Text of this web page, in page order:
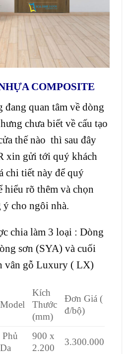
COMPOSITE
đang quan tâm về dòng
chưa biết về cấu tạo
thế nào thì sau đây
xin gửi tới quý khách
chi tiết này để quý
hiểu rõ thêm và chọn
ý cho ngôi nhà.
chia làm 3 loại : Dòng
sơn (SYA) và cuối
vân gỗ Luxury ( LX)
Model
Kích
Thước
(mm)
Đơn Giá (
đ/bộ)
Phủ
Da
900 x
2.200
3.300.000